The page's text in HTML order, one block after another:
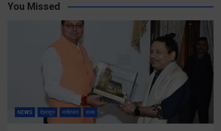
You Missed
NEWS देहरादून मनोरंजन राज्य